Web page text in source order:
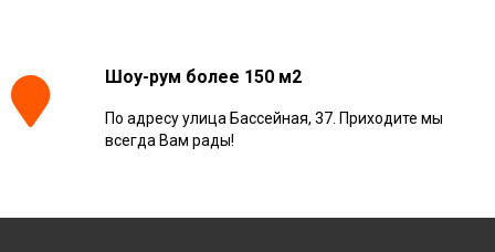
Шоу-рум более 150 м2
По адресу улица Бассейная, 37. Приходите мы
всегда Вам рады!